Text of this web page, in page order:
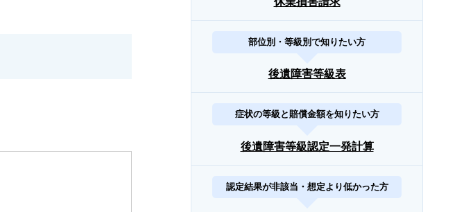
部位別・等級別で知りたい方
後遺障害等級表
症状の等級と賠償金額を知りたい方
後遺障害等級認定一発計算
認定結果が非該当・想定より低かった方